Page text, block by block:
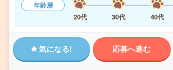
年齢層
20代
30代 40代
気になる! 応募へ進む